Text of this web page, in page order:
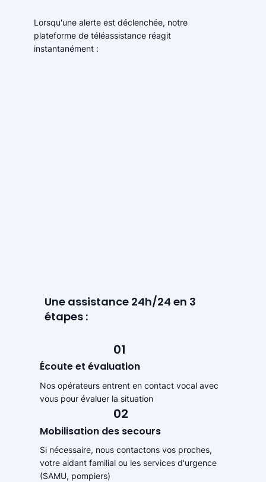
Lorsqu'une alerte est déclenchée, notre
plateforme de téléassistance réagit
instantanément :
Une assistance 24h/24 en 3
étapes :
01
Écoute et évaluation
Nos opérateurs entrent en contact vocal avec
vous pour évaluer la situation
02
Mobilisation des secours
Si nécessaire, nous contactons vos proches,
votre aidant familial ou les services d'urgence
(SAMU, pompiers)